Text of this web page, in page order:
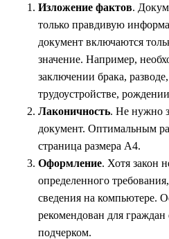
Изложение фактов.
только правдивую
документ включаются
значение. Например,
заключении брака,
трудоустройстве,
Лаконичность. Не нужно
документ. Оптимальным
страница размера А4.
Оформление. Хотя закон
определенного
сведения на компьютере.
рекомендован для
подчерком.